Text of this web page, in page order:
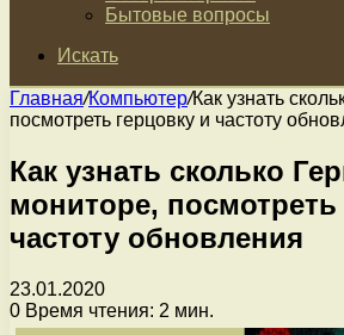
Бытовые вопросы
Искать
Главная/Компьютер/Как узнать
посмотреть герцовку и частоту
Как узнать сколько
мониторе, посмотреть
частоту обновления
23.01.2020
0 Время чтения: 2 мин.